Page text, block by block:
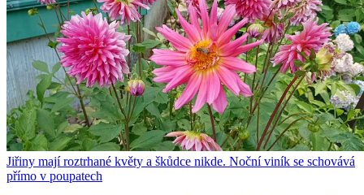
Jiřiny mají roztrhané květy a škůdce nikde. Noční viník se schovává
přímo v poupatech